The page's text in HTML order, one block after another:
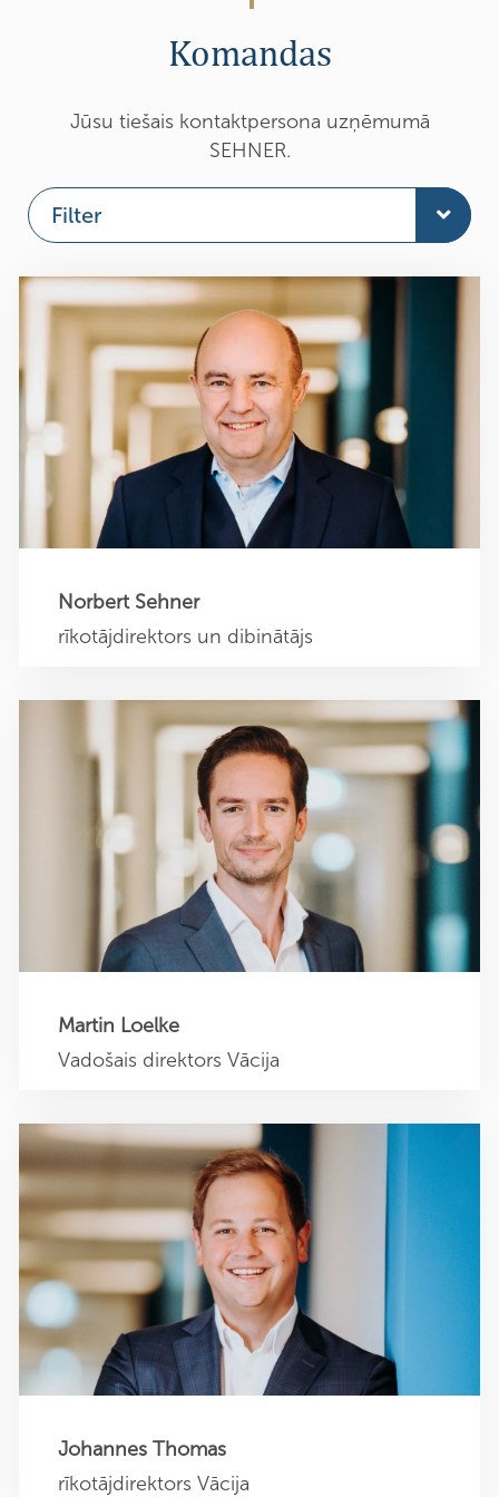
Komandas
Jūsu tiešais kontaktpersona uzņēmumā
SEHNER.
Filter
Rīkotājdirektori
Darījumu komanda
Nozares komandas
Dati un Infrastruktūra
Norbert Sehner
rīkotājdirektors un dibinātājs
Norbert Sehner
Izpilddirektors un dibinātājs
n.sehner@sehner-unternehmensberatung.de
+49 40 4011354 0
Martin Loelke
Vadošais direktors Vācija
Martin Loelke
Izpilddirektors Vācija
m.loelke@sehner-unternehmensberatung.de
+49 40 4011354 0
Johannes Thomas
rīkotājdirektors Vācija
Džons Tomass
Izpilddirektors Vācija
j.thomas@sehner-unternehmensberatung.de
+49 40 4011354 0